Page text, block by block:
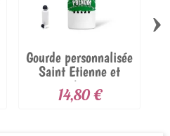
Gourde personnalisée
Saint Etienne et
prénom
14,80 €
›